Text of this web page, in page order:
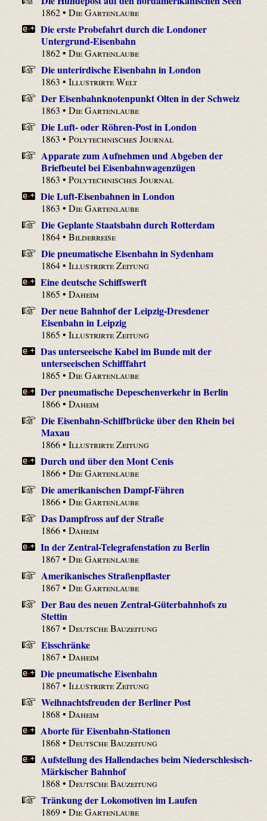
1862 •Die Gartenlaube
Die erste Probefahrt durch die Londoner
Untergrund-Eisenbahn
1862 •Die Gartenlaube
Die unterirdische Eisenbahn in London
1863 •Illustrirte Welt
Der Eisenbahnknotenpunkt Olten in der Schweiz
1863 •Die Gartenlaube
Die Luft- oder Röhren-Post in London
1863 •Polytechnisches Journal
Apparate zum Aufnehmen und Abgeben der
Briefbeutel bei Eisenbahnwagenzügen
1863 •Polytechnisches Journal
Die Luft-Eisenbahnen in London
1863 •Die Gartenlaube
Die Geplante Staatsbahn durch Rotterdam
1864 •Bilderreise
Die pneumatische Eisenbahn in Sydenham
1864 •Illustrirte Zeitung
Eine deutsche Schiffswerft
1865 •Daheim
Der neue Bahnhof der Leipzig-Dresdener
Eisenbahn in Leipzig
1865 •Illustrirte Zeitung
Das unterseeische Kabel im Bunde mit der
unterseeischen Schifffahrt
1865 •Die Gartenlaube
Der pneumatische Depeschenverkehr in Berlin
1866 •Daheim
Die Eisenbahn-Schiffbrücke über den Rhein bei
Maxau
1866 •Illustrirte Zeitung
Durch und über den Mont Cenis
1866 •Die Gartenlaube
Die amerikanischen Dampf-Fähren
1866 •Die Gartenlaube
Das Dampfross auf der Straße
1866 •Daheim
In der Zentral-Telegrafenstation zu Berlin
1867 •Die Gartenlaube
Amerikanisches Straßenpflaster
1867 •Die Gartenlaube
Der Bau des neuen Zentral-Güterbahnhofs zu
Stettin
1867 •Deutsche Bauzeitung
Eisschränke
1867 •Daheim
Die pneumatische Eisenbahn
1867 •Illustrirte Zeitung
Weihnachtsfreuden der Berliner Post
1868 •Daheim
Aborte für Eisenbahn-Stationen
1868 •Deutsche Bauzeitung
Aufstellung des Hallendaches beim Niederschlesisch-
Märkischer Bahnhof
1868 •Deutsche Bauzeitung
Tränkung der Lokomotiven im Laufen
1869 •Die Gartenlaube